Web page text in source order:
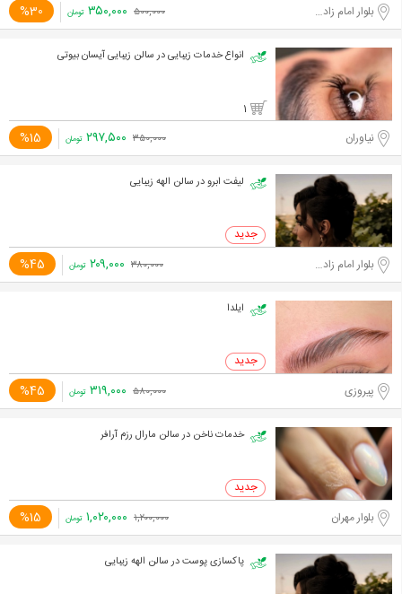
بلوار امام زاده حسن %30 ۵۰۰,۰۰۰ ۳۵۰,۰۰۰ تومان
انواع خدمات زیبایی در سالن زیبایی آیسان بیوتی
1
نیاوران %15 ۳۵۰,۰۰۰ ۲۹۷,۵۰۰ تومان
لیفت ابرو در سالن الهه زیبایی
بلوار امام زاده حسن %45 ۳۸۰,۰۰۰ ۲۰۹,۰۰۰ تومان
ایلدا
پیروزی %45 ۵۸۰,۰۰۰ ۳۱۹,۰۰۰ تومان
خدمات ناخن در سالن مارال رزم آرافر
بلوار مهران %15 ۱,۲۰۰,۰۰۰ ۱,۰۲۰,۰۰۰ تومان
پاکسازی پوست در سالن الهه زیبایی